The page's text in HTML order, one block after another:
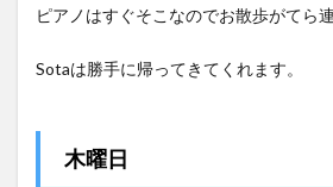
ピアノはすぐそこなのでお散歩がてら
Sotaは勝手に帰ってきてくれます。
木曜日